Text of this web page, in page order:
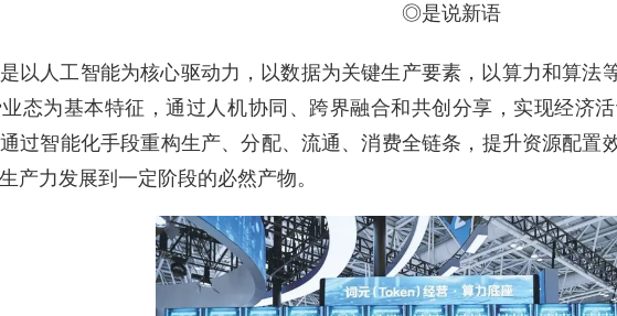
◎是说新语
以人工智能为核心驱动力，以数据为关键生产要素，以算力和算法
态为基本特征，通过人机协同、跨界融合和共创分享，实现经济
过智能化手段重构生产、分配、流通、消费全链条，提升资源配置
产力发展到一定阶段的必然产物。